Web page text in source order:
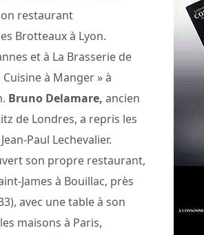
restaurant
Brotteaux à Lyon.
et à La Brasserie de
à Manger » à
Bruno Delamare, ancien
de Londres, a repris les
Paul Lechevalier.
son propre restaurant,
James à Bouillac, près
avec une table à son
maisons à Paris,